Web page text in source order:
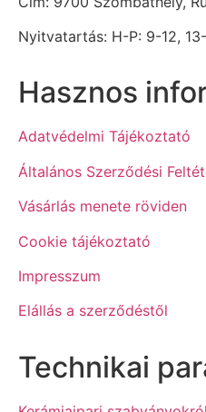
Nyitvatartás: H-P: 9-12,
Hasznos
Adatvédelmi Tájékoztató
Általános Szerződési
Vásárlás menete röviden
Cookie tájékoztató
Impresszum
Elállás a szerződéstől
Technikai